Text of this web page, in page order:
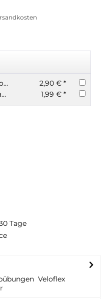
Läufer Schwammdose rund inkl. Schwamm farblich sortiert
2,90 € *
Folienstift Faber-Castell wasserlöslich M mit Radierer
1,99 € *
Tage
Veloflex